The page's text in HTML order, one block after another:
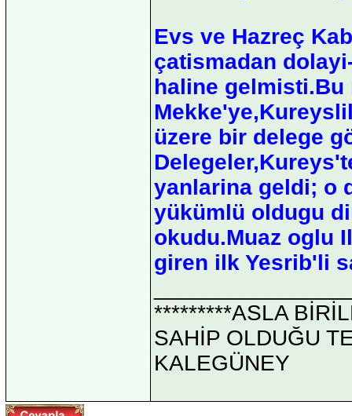
Evs ve Hazreç
çatismadan
haline
üzere bir delege
yanlarina geldi; o
yükümlü oldugu
okudu.Muaz oglu
giren ilk Yesrib'li
*********ASLA
SAHİP OLDUĞU
KALEGÜNEY